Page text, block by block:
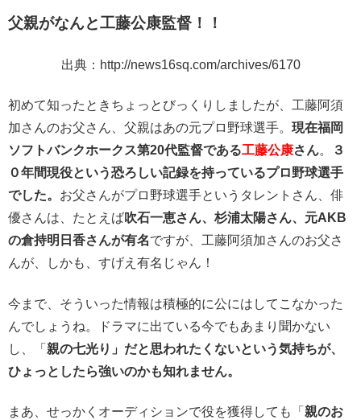
父親がなんと工藤公康監督！！
出典：http://news16sq.com/archives/6170
初めて知ったときちょっとびっくりしましたが、工藤阿須
加さんのお父さん、父親はあの元プロ野球選手。 現在福岡
ソフトバンクホークス第20代監督である工藤公康さん。
３
０年間現役という恐ろしい記録を持っているプロ野球選手
でした。 お父さんがプロ野球選手というタレントさん、俳
優さんは、たとえば吹石一恵さん、杉浦太陽さん、元AKB
の倉持明日香さんが有名ですが、工藤阿須加さんのお父さ
んが、しかも、すげえ有名じゃん！
今まで、そういった情報は積極的に公にはしてこなかった
んでしょうね。ドラマに出ている今でもあまり聞かない
し、「 親の七光り」だと思われたくないという気持ちが、
ひょっとしたら強いのかも知れません。
まあ、せっかくオーディションで役を獲得しても「 親のお